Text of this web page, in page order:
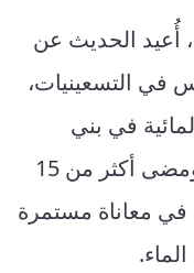
أُعيد الحديث عن
في التسعينيات،
في بني
يوسف، إلا أنه لم يُشغّل بالكامل، ومضى أكثر من 15
في معاناة مستمرة